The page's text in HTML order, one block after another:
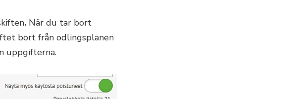
. När du tar bort
bort från odlingsplanen
uppgifterna.